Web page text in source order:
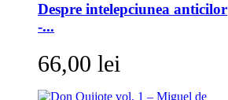
Despre intelepciunea anticilor
-...
66,00 lei